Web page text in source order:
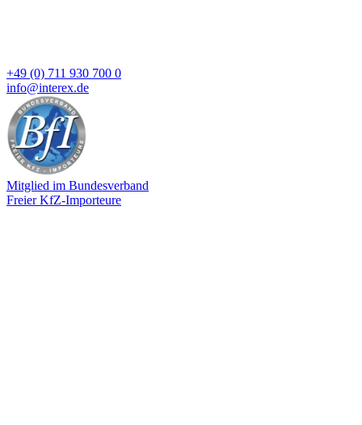
+49 (0) 711 930 700 0
info@interex.de
Mitglied im Bundesverband
Freier KfZ-Importeure